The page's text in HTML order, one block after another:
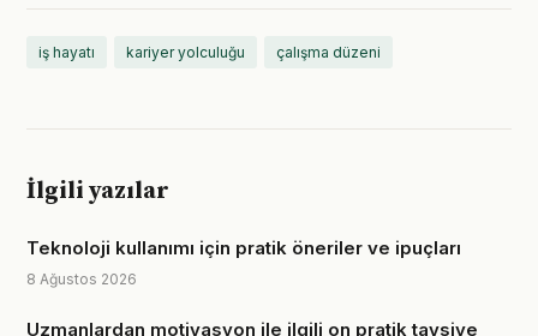
iş hayatı kariyer yolculuğu çalışma düzeni
İlgili yazılar
Teknoloji kullanımı için pratik öneriler ve ipuçları
8 Ağustos 2026
Uzmanlardan motivasyon ile ilgili on pratik tavsiye